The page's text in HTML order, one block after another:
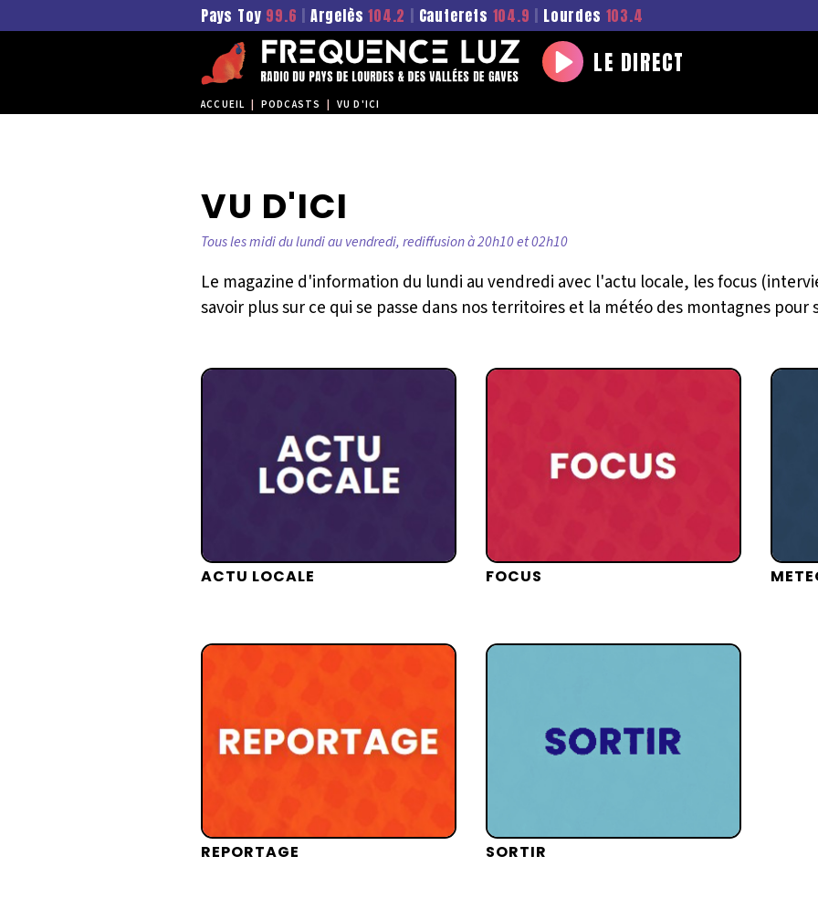
Pays Toy 99.6 | Argelès104.2 | Cauterets 104.9 | Lourdes 103.4
Play
LE DIRECT
ACCUEIL | PODCASTS | VU D'ICI
VU D'ICI
Tous les midi du lundi au vendredi, rediffusion à 20h10 et 02h10
Le magazine d'information du lundi au vendredi avec l'actu locale, les focus
savoir plus sur ce qui se passe dans nos territoires et la météo des montagnes
ACTU LOCALE FOCUS
REPORTAGE SORTIR